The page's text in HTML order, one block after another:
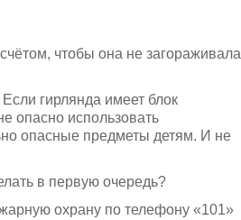
чтобы она не загораживала
гирлянда имеет блок
опасно использовать
опасные предметы детям. И не
в первую очередь?
охрану по телефону «101»